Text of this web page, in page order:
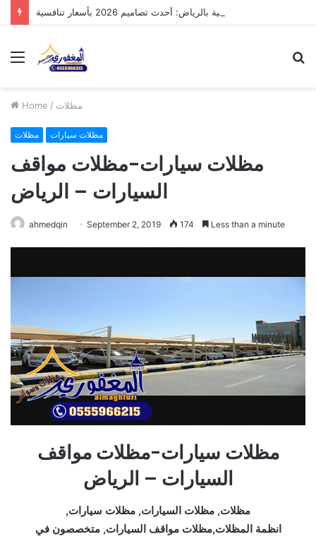
مظلات الدرعية بالرياض: أحدث تصاميم 2026 بأسعار تنافسية
Menu
Home / مظلات
مظلات مظلات سيارات
مظلات سيارات-مظلات مواقف
السيارات – الرياض
ahmedqin September 2, 2019 174 Less than a minute
مظلات سيارات-مظلات مواقف
السيارات – الرياض
مظلات, مظلات السيارات, مظلات سيارات,
انظمة المظلات,مظلات مواقف السيارات, متخصصون في